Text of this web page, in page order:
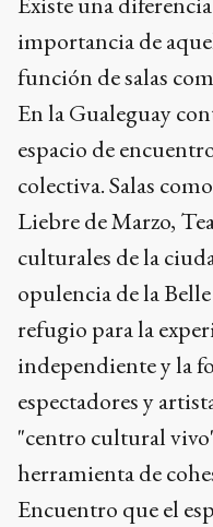
importancia de
función de salas
En la Gualeguay
espacio de
colectiva. Salas como
Liebre de Marzo,
culturales de la
opulencia de la
refugio para la
independiente y la
espectadores y
"centro cultural
herramienta de
Encuentro que el